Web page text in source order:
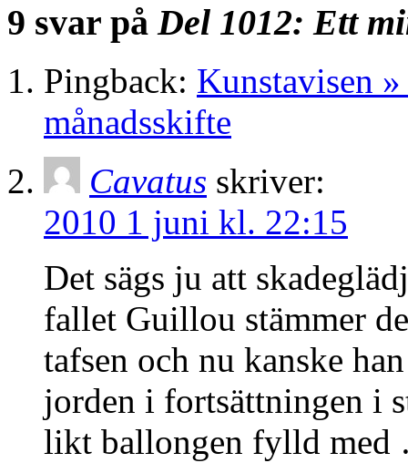
9 svar på Del 1012: Ett
Pingback: Kunstavisen
månadsskifte
Cavatus skriver:
2010 1 juni kl. 22:15
Det sägs ju att
fallet Guillou stämmer
tafsen och nu kanske
jorden i fortsättningen i
likt ballongen fylld med